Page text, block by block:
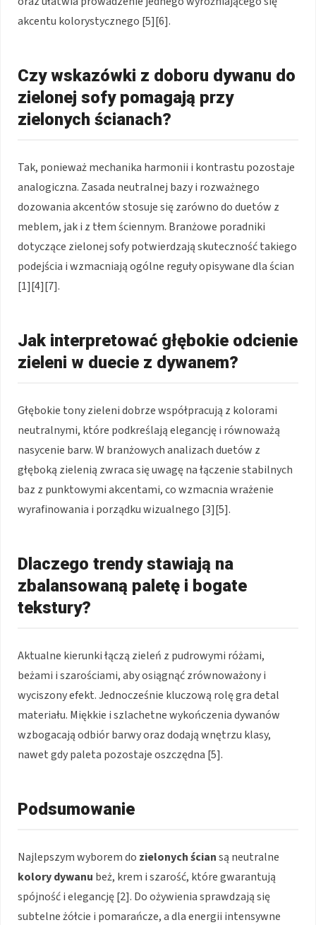
akcentu kolorystycznego [5][6].
Czy wskazówki z doboru dywanu do
zielonej sofy pomagają przy
zielonych ścianach?
Tak, ponieważ mechanika harmonii i kontrastu pozostaje
analogiczna. Zasada neutralnej bazy i rozważnego
dozowania akcentów stosuje się zarówno do duetów z
meblem, jak i z tłem ściennym. Branżowe poradniki
dotyczące zielonej sofy potwierdzają skuteczność takiego
podejścia i wzmacniają ogólne reguły opisywane dla ścian
[1][4][7].
Jak interpretować głębokie odcienie
zieleni w duecie z dywanem?
Głębokie tony zieleni dobrze współpracują z kolorami
neutralnymi, które podkreślają elegancję i równoważą
nasycenie barw. W branżowych analizach duetów z
głęboką zielenią zwraca się uwagę na łączenie stabilnych
baz z punktowymi akcentami, co wzmacnia wrażenie
wyrafinowania i porządku wizualnego [3][5].
Dlaczego trendy stawiają na
zbalansowaną paletę i bogate
tekstury?
Aktualne kierunki łączą zieleń z pudrowymi różami,
beżami i szarościami, aby osiągnąć zrównoważony i
wyciszony efekt. Jednocześnie kluczową rolę gra detal
materiału. Miękkie i szlachetne wykończenia dywanów
wzbogacają odbiór barwy oraz dodają wnętrzu klasy,
nawet gdy paleta pozostaje oszczędna [5].
Podsumowanie
Najlepszym wyborem do zielonych ściansą neutralne
kolory dywanu beż, krem i szarość, które gwarantują
spójność i elegancję [2]. Do ożywienia sprawdzają się
subtelne żółcie i pomarańcze, a dla energii intensywne